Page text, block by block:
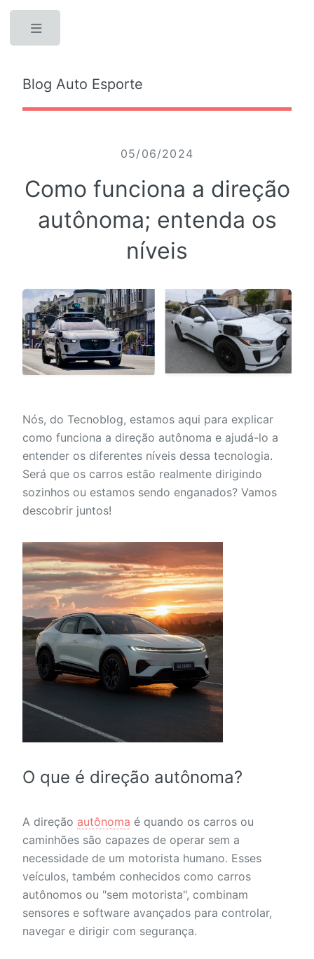
Blog Auto Esporte
05/06/2024
Como funciona a direção
autônoma; entenda os
níveis
Nós, do Tecnoblog, estamos aqui para explicar
como funciona a direção autônoma e ajudá-lo a
entender os diferentes níveis dessa tecnologia.
Será que os carros estão realmente dirigindo
sozinhos ou estamos sendo enganados? Vamos
descobrir juntos!
O que é direção autônoma?
A direção autônoma é quando os carros ou
caminhões são capazes de operar sem a
necessidade de um motorista humano. Esses
veículos, também conhecidos como carros
autônomos ou "sem motorista", combinam
sensores e software avançados para controlar,
navegar e dirigir com segurança.